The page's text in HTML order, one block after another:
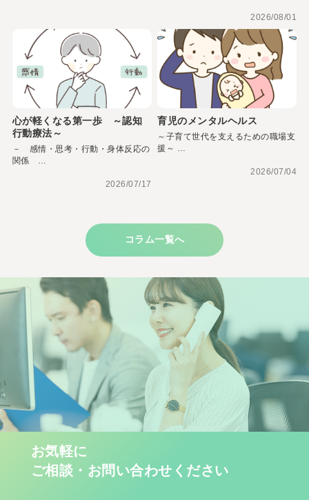
2026/08/01
心が軽くなる第一歩 ～認知
行動療法～
－ 感情・思考・行動・身体反応の
関係 …
2026/07/17
育児のメンタルヘルス
～子育て世代を支えるための職場支
援～ …
2026/07/04
コラム一覧へ
お気軽に
ご相談・お問い合わせください